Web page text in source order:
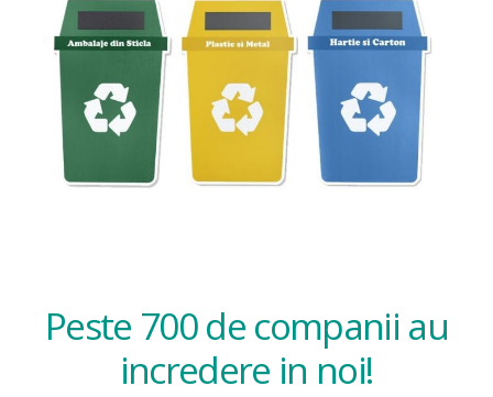
Peste 700 de companii au
incredere in noi!